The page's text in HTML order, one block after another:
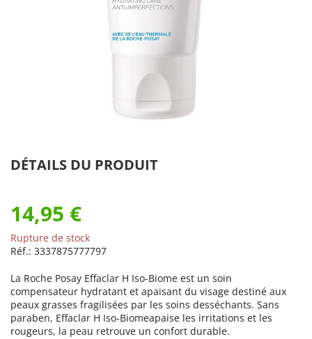
DÉTAILS DU PRODUIT
14,95 €
Rupture de stock
Réf.: 3337875777797
La Roche Posay Effaclar H Iso-Biome est un soin
compensateur hydratant et apaisant du visage destiné aux
peaux grasses fragilisées par les soins desséchants. Sans
paraben, Effaclar H Iso-Biomeapaise les irritations et les
rougeurs, la peau retrouve un confort durable.